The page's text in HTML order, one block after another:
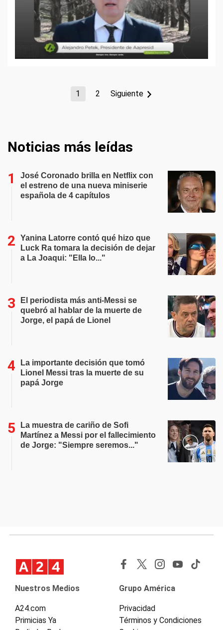
1 2 Siguiente
Noticias más leídas
José Coronado brilla en Netflix con
el estreno de una nueva miniserie
española de 4 capítulos
Yanina Latorre contó qué hizo que
Luck Ra tomara la decisión de dejar
a La Joaqui: "Ella lo..."
El periodista más anti-Messi se
quebró al hablar de la muerte de
Jorge, el papá de Lionel
La importante decisión que tomó
Lionel Messi tras la muerte de su
papá Jorge
La muestra de cariño de Sofi
Martínez a Messi por el fallecimiento
de Jorge: "Siempre seremos..."
Nuestros Medios
A24.com
Primicias Ya
Grupo América
Privacidad
Términos y Condiciones